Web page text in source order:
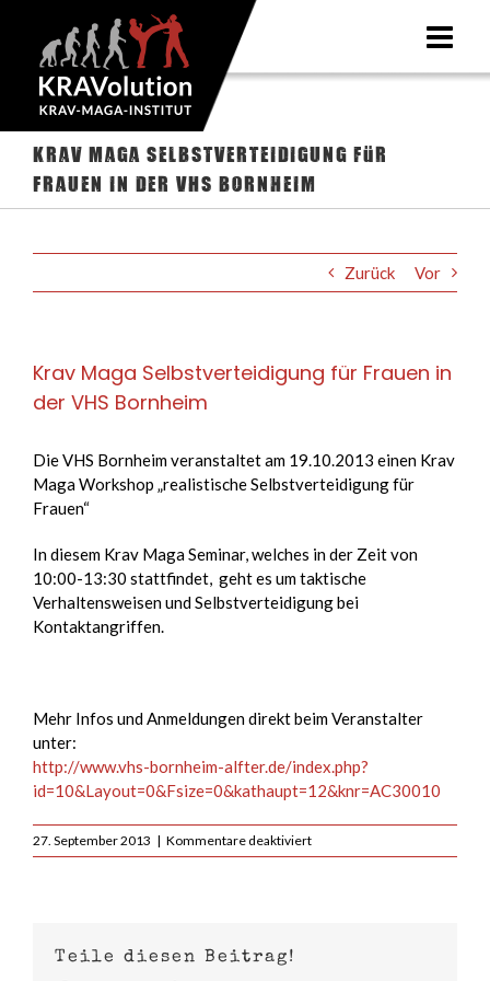
springen
Krav Maga Selbstverteidigung für
Frauen in der VHS Bornheim
Zurück Vor
Krav Maga Selbstverteidigung für Frauen in
der VHS Bornheim
Die VHS Bornheim veranstaltet am 19.10.2013 einen Krav
Maga Workshop „realistische Selbstverteidigung für
Frauen“
In diesem Krav Maga Seminar, welches in der Zeit von
10:00-13:30 stattfindet, geht es um taktische
Verhaltensweisen und Selbstverteidigung bei
Kontaktangriffen.
Mehr Infos und Anmeldungen direkt beim Veranstalter
unter:
http://www.vhs-bornheim-alfter.de/index.php?
id=10&Layout=0&Fsize=0&kathaupt=12&knr=AC30010
27. September 2013 | Kommentare deaktiviertfür
Krav
Teile diesen Beitrag!